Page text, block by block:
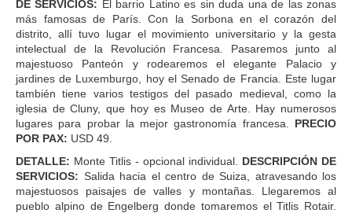
DE SERVICIOS: El barrio Latino es sin duda una de las zonas
más famosas de París. Con la Sorbona en el corazón del
distrito, allí tuvo lugar el movimiento universitario y la gesta
intelectual de la Revolución Francesa. Pasaremos junto al
majestuoso Panteón y rodearemos el elegante Palacio y
jardines de Luxemburgo, hoy el Senado de Francia. Este lugar
también tiene varios testigos del pasado medieval, como la
iglesia de Cluny, que hoy es Museo de Arte. Hay numerosos
lugares para probar la mejor gastronomía francesa. PRECIO
POR PAX: USD 49.
DETALLE: Monte Titlis - opcional individual. DESCRIPCIÓN DE
SERVICIOS: Salida hacia el centro de Suiza, atravesando los
majestuosos paisajes de valles y montañas. Llegaremos al
pueblo alpino de Engelberg donde tomaremos el Titlis Rotair.